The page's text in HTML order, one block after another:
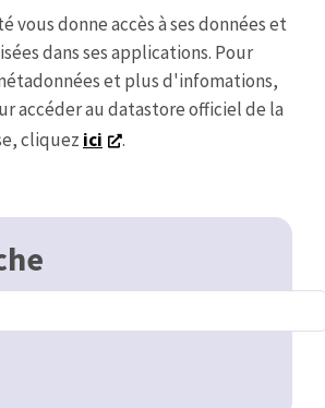
vous donne accès à ses données et
dans ses applications. Pour
et plus d'infomations,
accéder au datastore officiel de la
cliquez ici .